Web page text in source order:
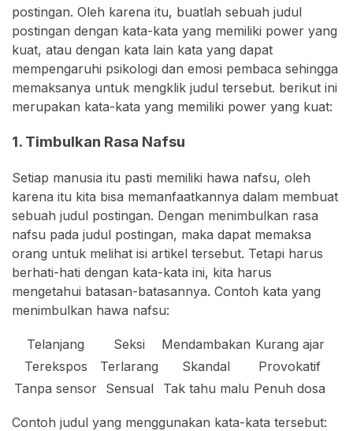
postingan. Oleh karena itu, buatlah sebuah judul
postingan dengan kata-kata yang memiliki power yang
kuat, atau dengan kata lain kata yang dapat
mempengaruhi psikologi dan emosi pembaca sehingga
memaksanya untuk mengklik judul tersebut. berikut ini
merupakan kata-kata yang memiliki power yang kuat:
1. Timbulkan Rasa Nafsu
Setiap manusia itu pasti memiliki hawa nafsu, oleh
karena itu kita bisa memanfaatkannya dalam membuat
sebuah judul postingan. Dengan menimbulkan rasa
nafsu pada judul postingan, maka dapat memaksa
orang untuk melihat isi artikel tersebut. Tetapi harus
berhati-hati dengan kata-kata ini, kita harus
mengetahui batasan-batasannya. Contoh kata yang
menimbulkan hawa nafsu:
Telanjang Seksi Mendambakan Kurang ajar
Terekspos
Terlarang Skandal
Provokatif
Tanpa sensor Sensual Tak tahu malu Penuh dosa
Contoh judul yang menggunakan kata-kata tersebut: